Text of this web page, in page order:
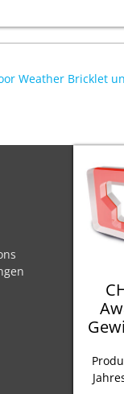
Weather Bricklet